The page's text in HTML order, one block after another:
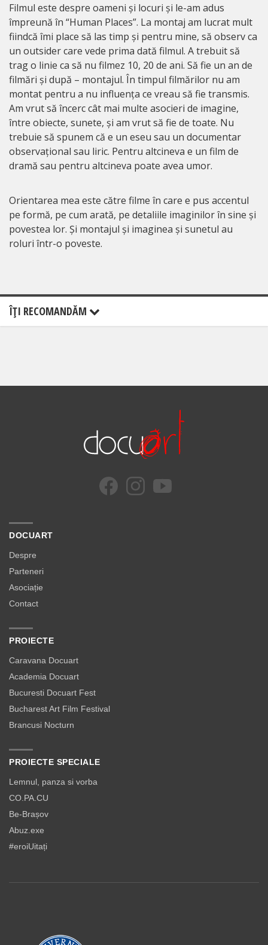
Filmul este despre oameni și locuri și le-am adus
împreună în “Human Places”. La montaj am lucrat mult
fiindcă îmi place să las timp și pentru mine, să observ ca
un outsider care vede prima dată filmul. A trebuit să
trag o linie ca să nu filmez 10, 20 de ani. Să fie un an de
filmări și după – montajul. În timpul filmărilor nu am
montat pentru a nu influența ce vreau să fie transmis.
Am vrut să încerc cât mai multe asocieri de imagine,
între obiecte, sunete, și am vrut să fie de toate. Nu
trebuie să spunem că e un eseu sau un documentar
observațional sau liric. Pentru altcineva e un film de
dramă sau pentru altcineva poate avea umor.
Orientarea mea este către filme în care e pus accentul
pe formă, pe cum arată, pe detaliile imaginilor în sine și
povestea lor. Și montajul și imaginea și sunetul au
roluri într-o poveste.
ÎŢI RECOMANDĂM
DOCUART
Despre
Parteneri
Asociație
Contact
PROIECTE
Caravana Docuart
Academia Docuart
Bucuresti Docuart Fest
Bucharest Art Film Festival
Brancusi Nocturn
PROIECTE SPECIALE
Lemnul, panza si vorba
CO.PA.CU
Be-Brașov
Abuz.exe
#eroiUitați